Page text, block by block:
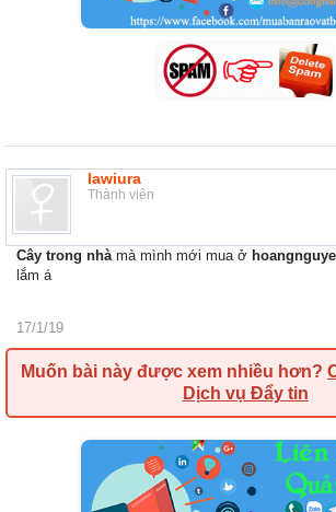
lawiura
Thành viên
Cây trong nhà mà mình mới mua ở
lắm á
17/1/19
Muốn bài này được xem nhiều hơn?
Dịch vụ Đẩy tin